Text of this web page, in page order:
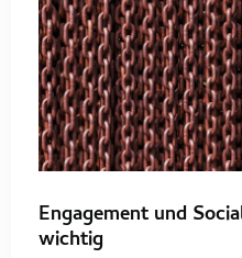
Engagement und
wichtig